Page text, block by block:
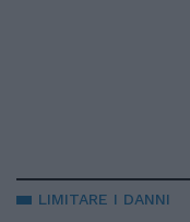
LIMITARE I DANNI